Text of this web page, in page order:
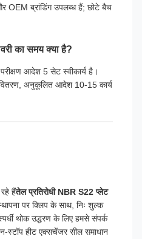
OEM ब्रांडिंग उपलब्ध हैं; छोटे बैच
का समय क्या है?
आदेश 5 सेट स्वीकार्य है।
अनुकूलित आदेश 10-15 कार्य
हैंतेल प्रतिरोधी NBR S22 प्लेट
पर क्लिप के साथ, निः शुल्क
थोक उद्धरण के लिए हमसे संपर्क
हीट एक्सचेंजर सील समाधान